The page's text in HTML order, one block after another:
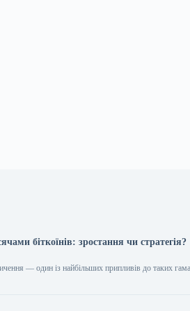
біткоїнів: зростання чи стратегія?
— один із найбільших припливів до таких